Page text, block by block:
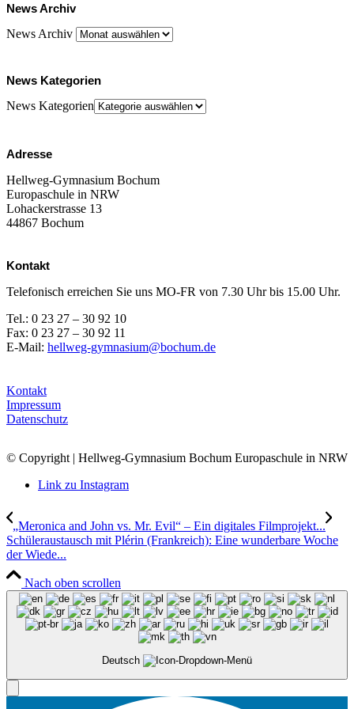
News Archiv
News Archiv
News Kategorien
News Kategorien
Adresse
Hellweg-Gymnasium Bochum
Europaschule in NRW
Lohackerstrasse 13
44867 Bochum
Kontakt
Telefonisch erreichen Sie uns MO-FR von 7.30 Uhr bis 15.00 Uhr.
Tel.: 0 23 27 – 30 92 10
Fax: 0 23 27 – 30 92 11
E-Mail: hellweg-gymnasium@bochum.de
Kontakt
Impressum
Datenschutz
© Copyright | Hellweg-Gymnasium Bochum Europaschule in NRW
Link zu Instagram
„Meronica and John vs. Mr. Evil“ – Ein digitales Filmprojekt...
Schüleraustausch mit Plérin (Frankreich): Eine wunderbare Woche
der Wiede...
Nach oben scrollen
Deutsch